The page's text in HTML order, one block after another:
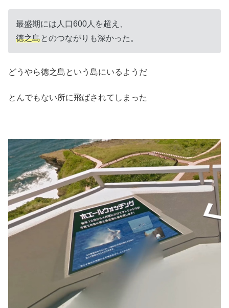
最盛期には人口600人を超え、
徳之島とのつながりも深かった。
どうやら徳之島という島にいるようだ
とんでもない所に飛ばされてしまった